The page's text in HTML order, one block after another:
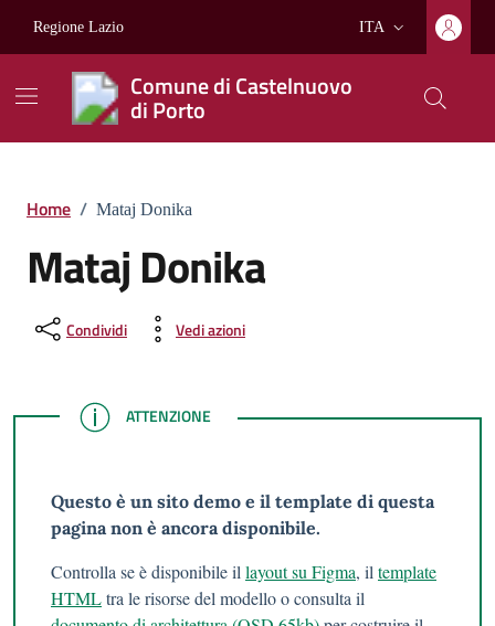
Regione Lazio
Lingua attiva:
ITA
Comune di Castelnuovo
di Porto
Home / Mataj Donika
Mataj Donika
Condividi Vedi azioni
ATTENZIONE
ATTENZIONE
Questo è un sito demo e il template di questa
pagina non è ancora disponibile.
Controlla se è disponibile il layout su Figma, il template
HTMLtra le risorse del modello o consulta il